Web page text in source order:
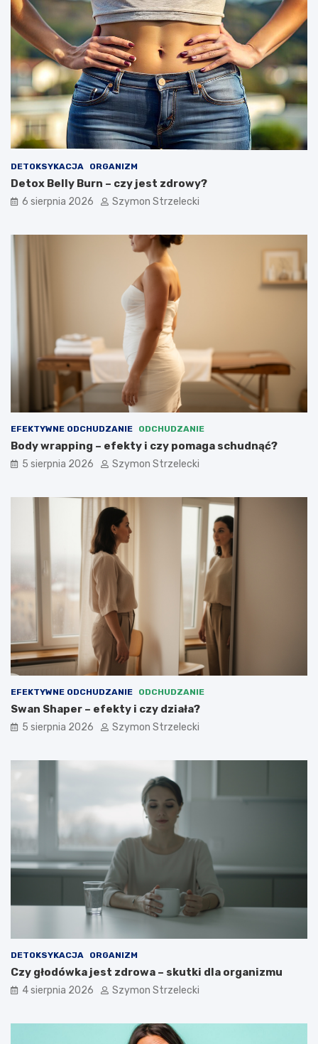
DETOKSYKACJA ORGANIZM
Detox Belly Burn – czy jest zdrowy?
6 sierpnia 2026 Szymon Strzelecki
EFEKTYWNE ODCHUDZANIE ODCHUDZANIE
Body wrapping – efekty i czy pomaga schudnąć?
5 sierpnia 2026 Szymon Strzelecki
EFEKTYWNE ODCHUDZANIE ODCHUDZANIE
Swan Shaper – efekty i czy działa?
5 sierpnia 2026 Szymon Strzelecki
DETOKSYKACJA ORGANIZM
Czy głodówka jest zdrowa – skutki dla organizmu
4 sierpnia 2026 Szymon Strzelecki